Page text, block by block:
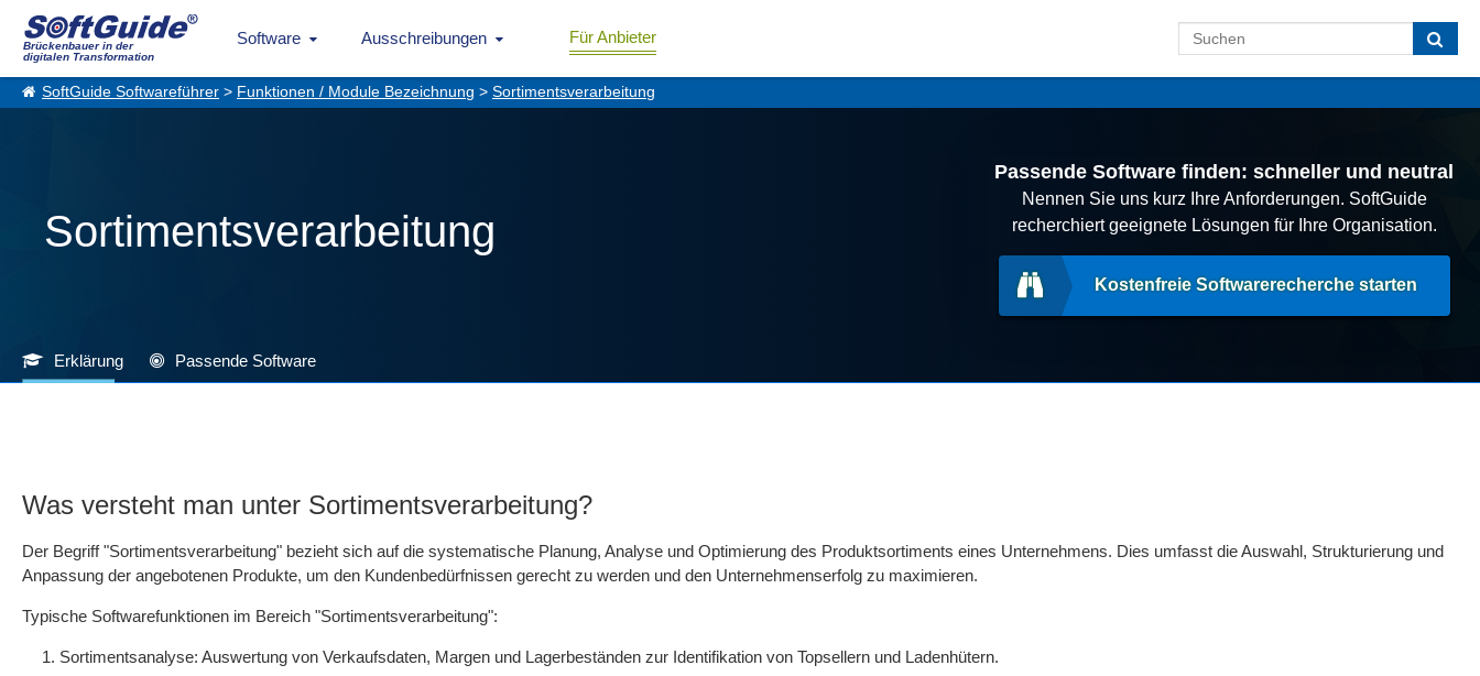
Brückenbauer in der
digitalen Transformation
Software Ausschreibungen Für Anbieter
SoftGuide Softwareführer > Funktionen / Module Bezeichnung > Sortimentsverarbeitung
Sortimentsverarbeitung
Passende Software finden: schneller und neutral
Nennen Sie uns kurz Ihre Anforderungen. SoftGuide
recherchiert geeignete Lösungen für Ihre Organisation.
Kostenfreie Softwarerecherche starten
Erklärung Passende Software
Was versteht man unter Sortimentsverarbeitung?
Der Begriff "Sortimentsverarbeitung" bezieht sich auf die systematische Planung, Analyse und Optimierung des Produktsortiments eines Unternehmens. Dies umfasst die Auswahl, Strukturierung und
Anpassung der angebotenen Produkte, um den Kundenbedürfnissen gerecht zu werden und den Unternehmenserfolg zu maximieren.
Typische Softwarefunktionen im Bereich "Sortimentsverarbeitung":
Sortimentsanalyse: Auswertung von Verkaufsdaten, Margen und Lagerbeständen zur Identifikation von Topsellern und Ladenhütern.